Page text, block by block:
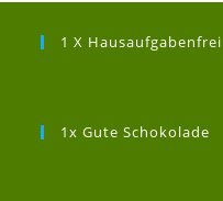
1 X Hausaufgabenfrei
1x Gute Schokolade